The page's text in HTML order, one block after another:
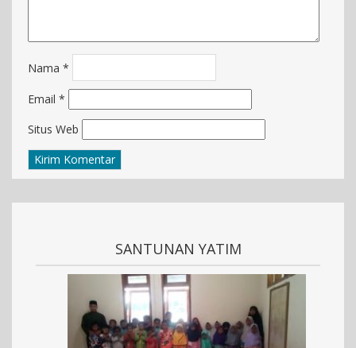
Nama *
Email *
Situs Web
SANTUNAN YATIM